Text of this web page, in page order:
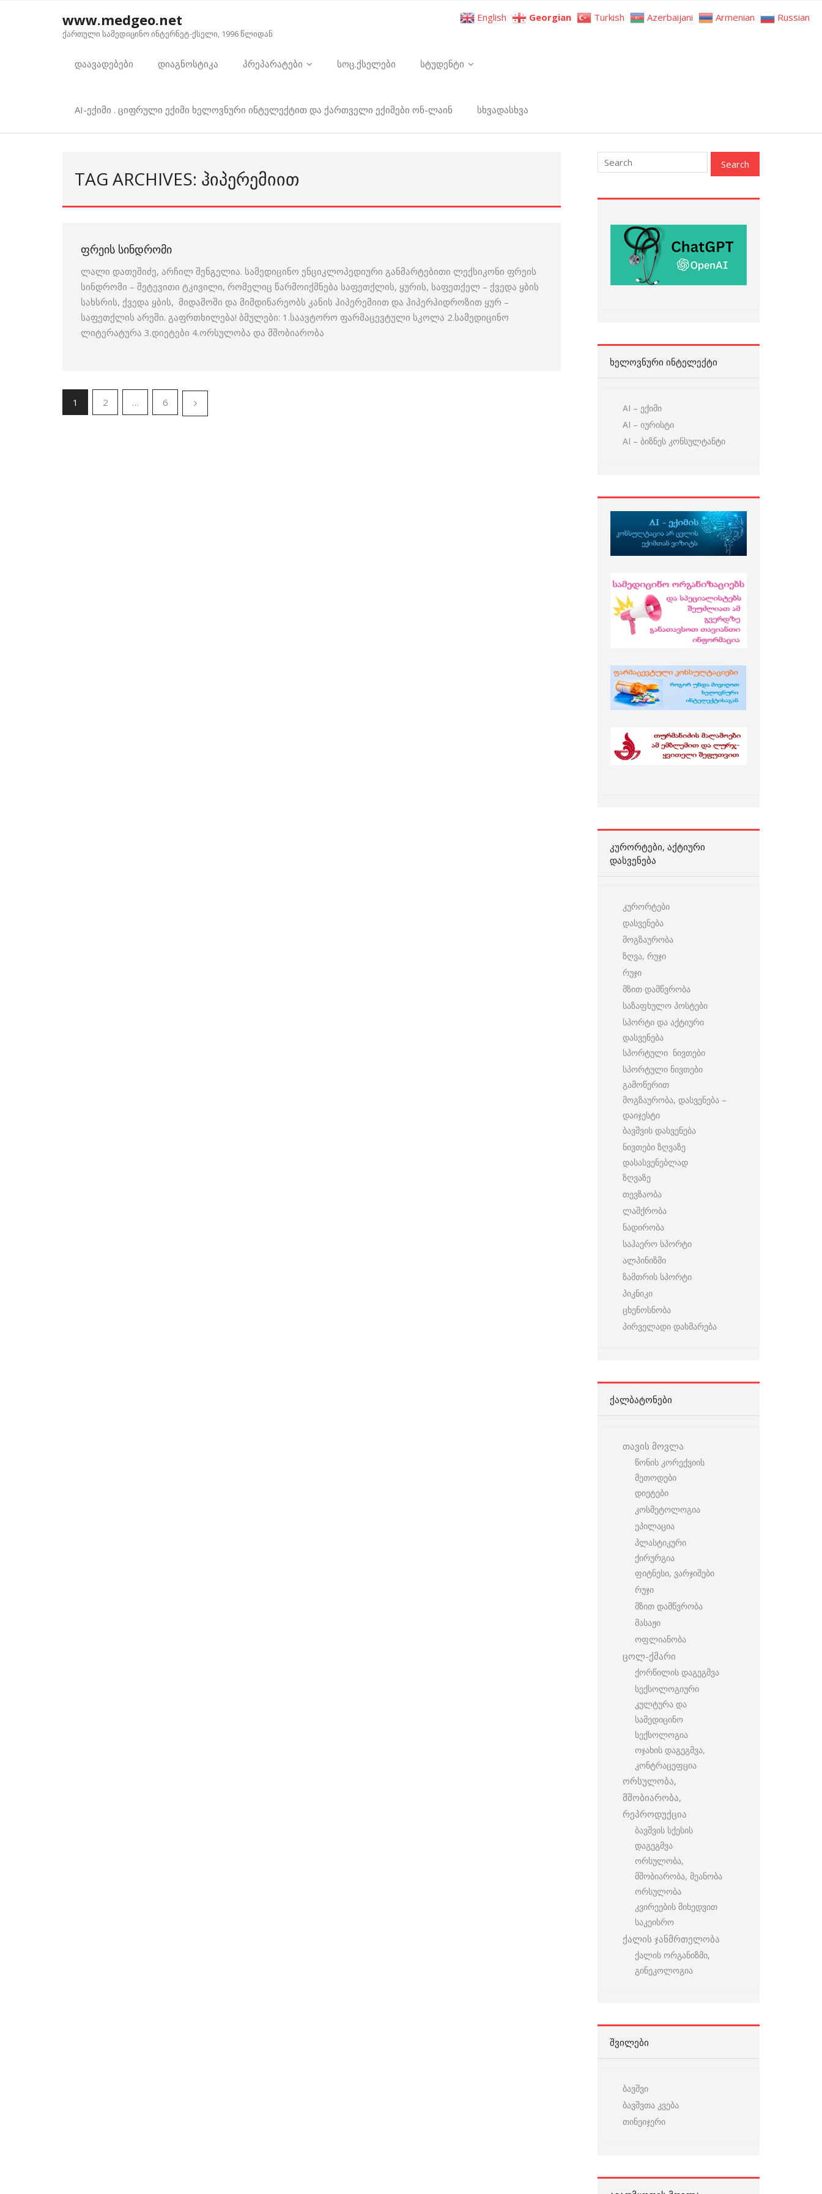
www.medgeo.net
ქართული სამედიცინო ინტერნეტ-ქსელი, 1996 წლიდან
დაავადებები დიაგნოსტიკა პრეპარატები სოც.ქსელები სტუდენტი
AI-ექიმი . ციფრული ექიმი ხელოვნური ინტელექტით და ქართველი ექიმები ონ-ლაინ სხვადასხვა
TAG ARCHIVES: ᲰᲘᲞᲔᲠᲔᲛᲘᲘᲗ
ᲤᲠᲔᲘᲡ ᲡᲘᲜᲓᲠᲝᲛᲘ
ლალი დათეშიძე, არჩილ შენგელია. სამედიცინო ენციკლოპედიური განმარტებითი ლექსიკონი ფრეის
სინდრომი – შეტევითი ტკივილი, რომელიც წარმოიქმნება საფეთქლის, ყურის, საფეთქელ – ქვედა ყბის
სახსრის, ქვედა ყბის, მიდამოში და მიმდინარეობს კანის ჰიპერემიით და ჰიპერჰიდროზით ყურ –
საფეთქლის არეში. გაფრთხილება! ბმულები: 1.საავტორო ფარმაცევტული სკოლა 2.სამედიცინო
ლიტერატურა 3.დიეტები 4.ორსულობა და მშობიარობა
1 2 … 6
ᲮᲔᲚᲝᲕᲜᲣᲠᲘ ᲘᲜᲢᲔᲚᲔᲥᲢᲘ
AI – ექიმი
AI – იურისტი
AI – ბიზნეს კონსულტანტი
ᲙᲣᲠᲝᲠᲢᲔᲑᲘ, ᲐᲥᲢᲘᲣᲠᲘ
ᲓᲐᲡᲕᲔᲜᲔᲑᲐ
კურორტები
დასვენება
მოგზაურობა
ზღვა, რუჯი
რუჯი
მზით დამწვრობა
საზაფხულო პოსტები
სპორტი და აქტიური
დასვენება
სპორტული ნივთები
სპორტული ნივთები
გამოწერით
მოგზაურობა, დასვენება –
დაიჯესტი
ბავშვის დასვენება
ნივთები ზღვაზე
დასასვენებლად
ზღვაზე
თევზაობა
ლაშქრობა
ნადირობა
საჰაერო სპორტი
ალპინიზმი
ზამთრის სპორტი
პიკნიკი
ცხენოსნობა
პირველადი დახმარება
ᲥᲐᲚᲑᲐᲢᲝᲜᲔᲑᲘ
თავის მოვლა
წონის კორექვიის
მეთოდები
დიეტები
კოსმეტოლოგია
ეპილაცია
პლასტიკური
ქირურგია
ფიტნესი, ვარჯიშები
რუჯი
მზით დამწვრობა
მასაჟი
ოფლიანობა
ცოლ-ქმარი
ქორწილის დაგეგმვა
სექსოლოგიური
კულტურა და
სამედიცინო
სექსოლოგია
ოჯახის დაგეგმვა,
კონტრაცეფცია
ორსულობა,
მშობიარობა,
რეპროდუქცია
ბავშვის სქესის
დაგეგმვა
ორსულობა,
მშობიარობა, მეანობა
ორსულობა
კვირეების მიხედვით
საკეისრო
ქალის ჯანმრთელობა
ქალის ორგანიზმი,
გინეკოლოგია
ᲨᲕᲘᲚᲔᲑᲘ
ბავშვი
ბავშვთა კვება
თინეიჯერი
English Georgian Turkish Azerbaijani Armenian Russian